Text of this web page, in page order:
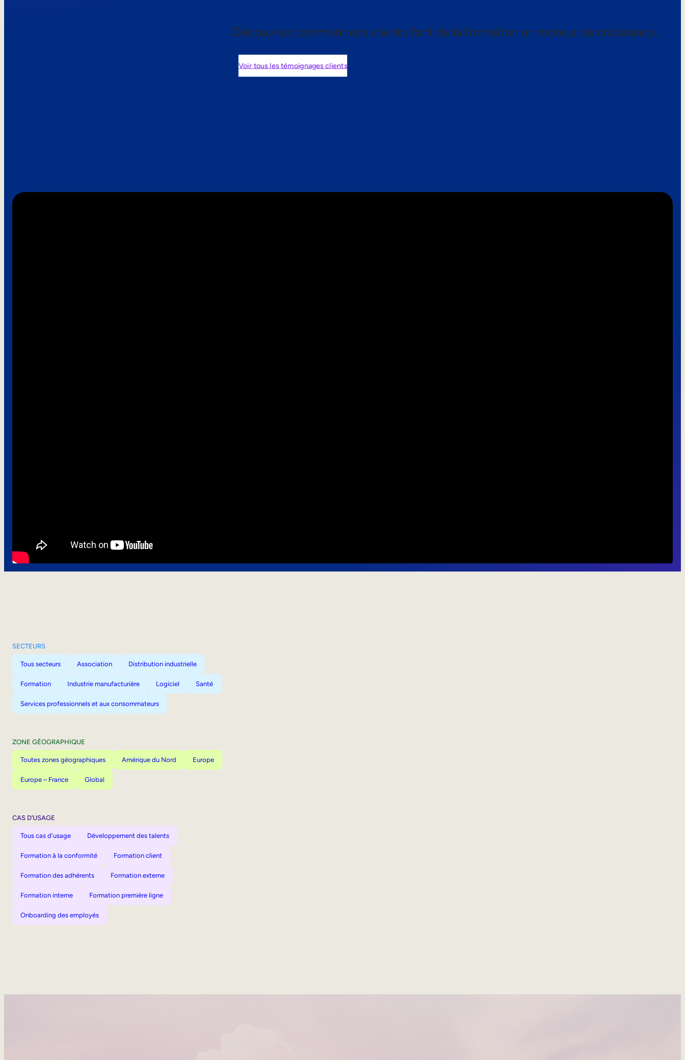
Découvrez comment nos clients font de la formation un moteur de croissance.
Voir tous les témoignages clients
SECTEURS
Tous secteurs Association Distribution industrielle
Formation Industrie manufacturière Logiciel Santé
Services professionnels et aux consommateurs
ZONE GÉOGRAPHIQUE
Toutes zones géographiques Amérique du Nord Europe
Europe – France Global
CAS D’USAGE
Tous cas d'usage Développement des talents
Formation à la conformité Formation client
Formation des adhérents Formation externe
Formation interne Formation première ligne
Onboarding des employés